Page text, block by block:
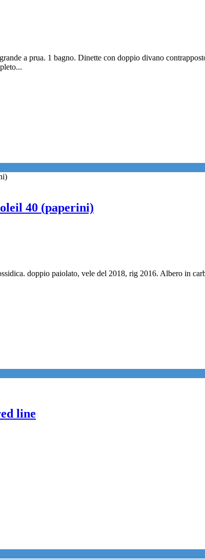
a prua. 1 bagno. Dinette con doppio divano
40 (paperini)
doppio paiolato, vele del 2018, rig 2016. Albero in
line